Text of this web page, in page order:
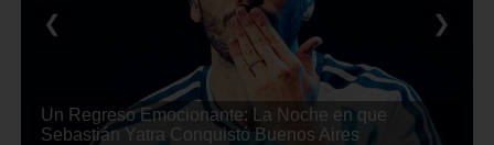
Un Regreso Emocionante: La Noche en que
Sebastián Yatra Conquistó Buenos Aires
❮ ❯